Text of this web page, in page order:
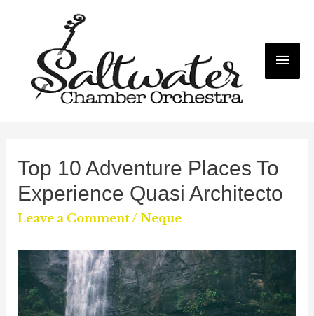
Top 10 Adventure Places To
Experience Quasi Architecto
Leave a Comment/ Neque